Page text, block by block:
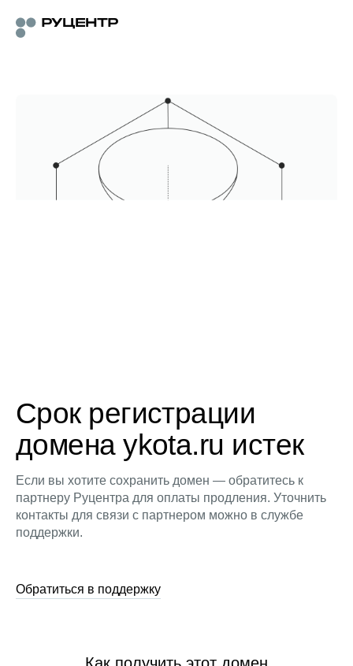
Срок регистрации
домена ykota.ru истек
Если вы хотите сохранить домен — обратитесь к
партнеру Руцентра для оплаты продления. Уточнить
контакты для связи с партнером можно в службе
поддержки.
Обратиться в поддержку